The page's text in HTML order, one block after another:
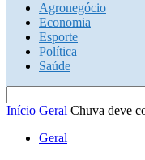
Agronegócio
Economia
Esporte
Política
Saúde
Início Geral Chuva deve
Geral